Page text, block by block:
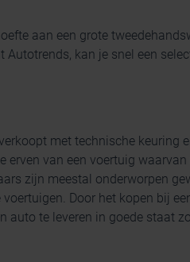
aan een grote
kan je snel een
met technische keuring
van een voertuig
zijn meestal onderworpen
Door het kopen bij
auto te leveren in goede staat